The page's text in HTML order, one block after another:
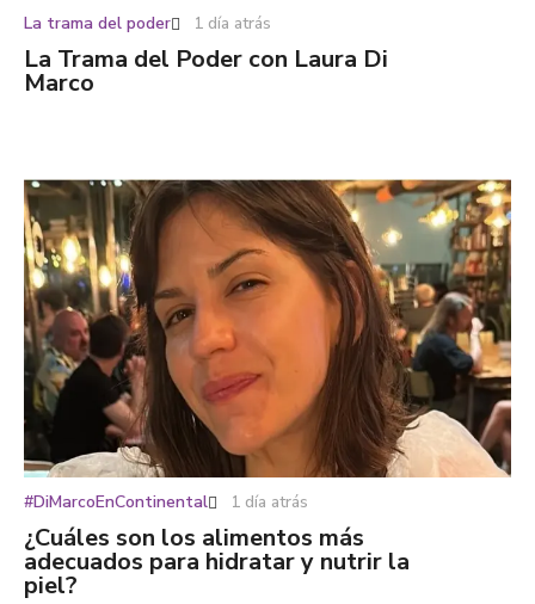
La trama del poder 1 día atrás
La Trama del Poder con Laura Di
Marco
#DiMarcoEnContinental 1 día atrás
¿Cuáles son los alimentos más
adecuados para hidratar y nutrir la
piel?